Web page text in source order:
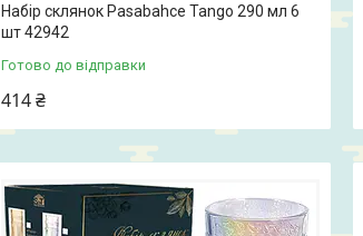
Набір склянок Pasabahce Tango 290 мл 6
шт 42942
Готово до відправки
414 ₴